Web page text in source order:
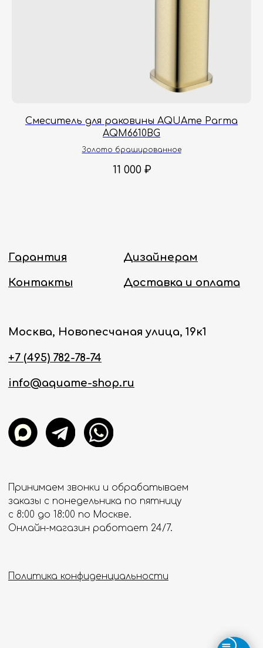
Смеситель для раковины AQUAme Parma
AQM6610BG
Золото брашированное
11 000 ₽
Политика конфиденциальности